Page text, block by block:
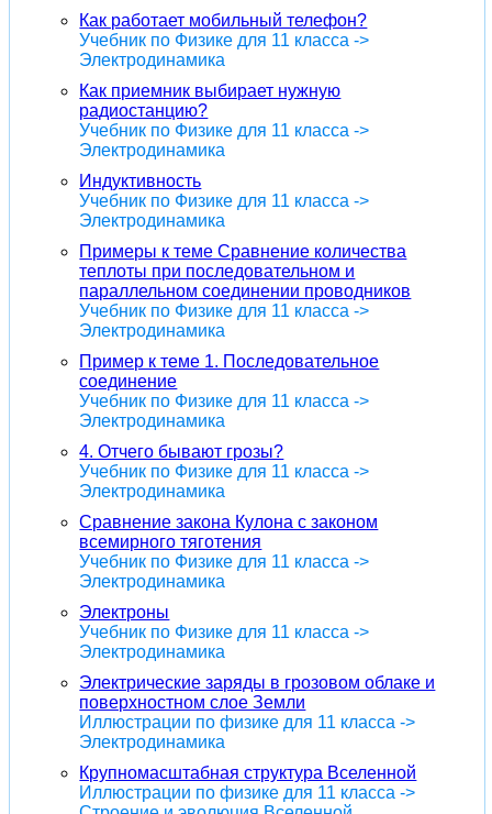
Как работает мобильный телефон?
Учебник по Физике для 11 класса ->
Электродинамика
Как приемник выбирает нужную
радиостанцию?
Учебник по Физике для 11 класса ->
Электродинамика
Индуктивность
Учебник по Физике для 11 класса ->
Электродинамика
Примеры к теме Сравнение количества
теплоты при последовательном и
параллельном соединении проводников
Учебник по Физике для 11 класса ->
Электродинамика
Пример к теме 1. Последовательное
соединение
Учебник по Физике для 11 класса ->
Электродинамика
4. Отчего бывают грозы?
Учебник по Физике для 11 класса ->
Электродинамика
Сравнение закона Кулона с законом
всемирного тяготения
Учебник по Физике для 11 класса ->
Электродинамика
Электроны
Учебник по Физике для 11 класса ->
Электродинамика
Электрические заряды в грозовом облаке и
поверхностном слое Земли
Иллюстрации по физике для 11 класса ->
Электродинамика
Крупномасштабная структура Вселенной
Иллюстрации по физике для 11 класса ->